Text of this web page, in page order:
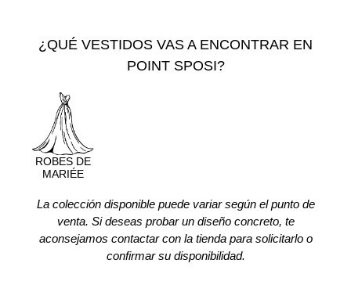
¿QUÉ VESTIDOS VAS A ENCONTRAR EN
POINT SPOSI?
ROBES DE
MARIÉE
La colección disponible puede variar según el punto de
venta. Si deseas probar un diseño concreto, te
aconsejamos contactar con la tienda para solicitarlo o
confirmar su disponibilidad.